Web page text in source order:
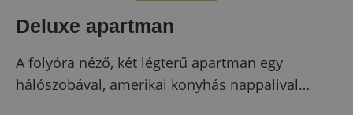
Deluxe apartman
A folyóra néző, két légterű apartman egy
hálószobával, amerikai konyhás nappalival…